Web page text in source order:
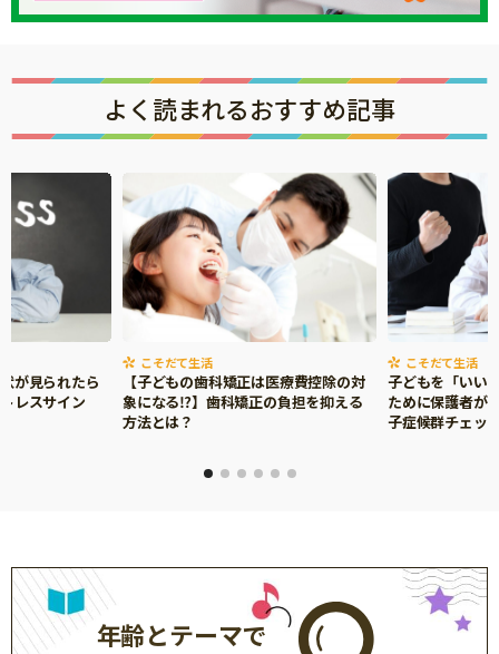
よく読まれるおすすめ記事
が見られたら
レスサイン
こそだて生活
【子どもの歯科矯正は医療費控除の対
象になる⁉】歯科矯正の負担を抑える
方法とは？
こそだて生活
子どもを「いい
ために保護者が
子症候群チェッ
年齢とテーマで